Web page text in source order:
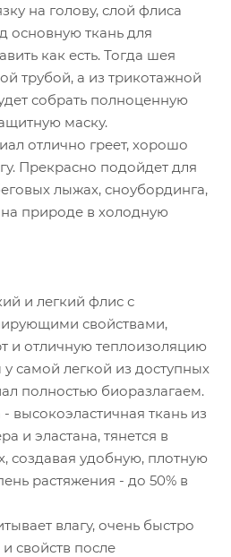
на голову, слой флиса
основную ткань для
как есть. Тогда шея
трубой, а из трикотажной
собрать полноценную
маску.
отлично греет, хорошо
Прекрасно подойдет для
лыжах, сноубординга,
природе в холодную
и легкий флис с
свойствами,
и отличную теплоизоляцию
самой легкой из доступных
полностью биоразлагаем.
высокоэластичная ткань из
и эластана, тянется в
создавая удобную, плотную
растяжения - до 50% в
влагу, очень быстро
и свойств после